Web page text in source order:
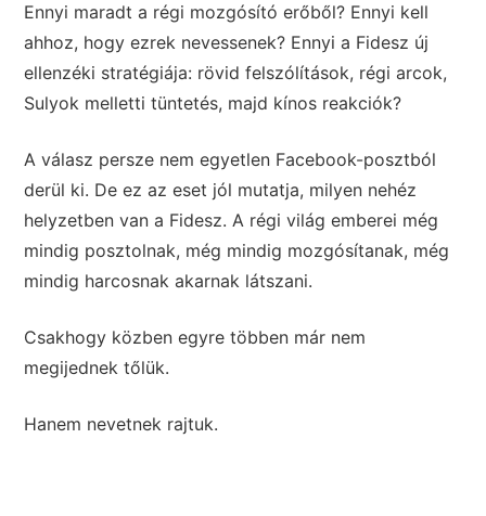
Ennyi maradt a régi mozgósító erőből? Ennyi kell
ahhoz, hogy ezrek nevessenek? Ennyi a Fidesz új
ellenzéki stratégiája: rövid felszólítások, régi arcok,
Sulyok melletti tüntetés, majd kínos reakciók?
A válasz persze nem egyetlen Facebook-posztból
derül ki. De ez az eset jól mutatja, milyen nehéz
helyzetben van a Fidesz. A régi világ emberei még
mindig posztolnak, még mindig mozgósítanak, még
mindig harcosnak akarnak látszani.
Csakhogy közben egyre többen már nem
megijednek tőlük.
Hanem nevetnek rajtuk.